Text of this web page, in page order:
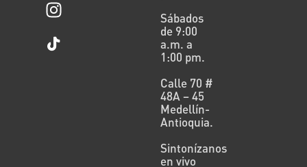
Sábados
de 9:00
a.m. a
1:00 pm.
Calle 70 #
48A – 45
Medellín-
Antioquia.
Sintonízanos
en vivo